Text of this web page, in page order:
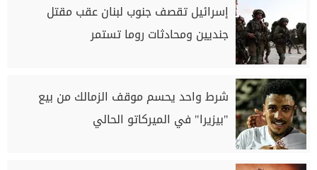
إسرائيل تقصف جنوب لبنان عقب مقتل
جنديين ومحادثات روما تستمر
شرط واحد يحسم موقف الزمالك من بيع
"بيزيرا" في الميركاتو الحالي